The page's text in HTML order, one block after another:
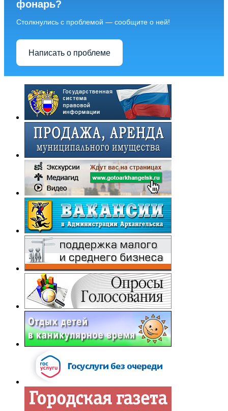
фонарь?
Столкнулись с проблемой — сообщите о ней!
Написать о проблеме